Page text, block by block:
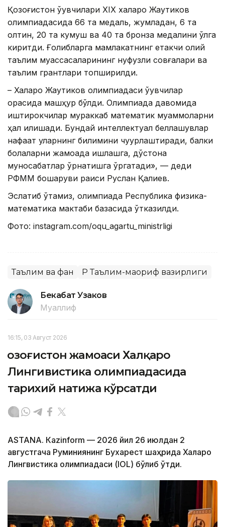
Қозоғистон ўқувчилари ХIХ халқаро Жаутиков
олимпиадасида 66 та медаль, жумладан, 6 та
олтин, 20 та кумуш ва 40 та бронза медалини қўлга
киритди. Ғолибларга мамлакатнинг етакчи олий
таълим муассасаларининг нуфузли совғалари ва
таълим грантлари топширилди.
– Халқаро Жаутиков олимпиадаси ўқувчилар
орасида машҳур бўлди. Олимпиада давомида
иштирокчилар мураккаб математик муаммоларни
ҳал қилишади. Бундай интеллектуал беллашувлар
нафақат уларнинг билимини чуқурлаштиради, балки
болаларни жамоада ишлашга, дўстона
муносабатлар ўрнатишга ўргатади», — деди
РФММ бошқаруви раиси Руслан Қалиев.
Эслатиб ўтамиз, олимпиада Республика физика-
математика мактаби базасида ўтказилди.
Фото: instagram.com/oqu_agartu_ministrligi
Таълим ва фан ҚР Таълим-маориф вазирлиги
Бекабат Узаков
Муаллиф
16:15, 03 Август 2026
Қозоғистон жамоаси Халқаро
Лингивистика олимпиадасида
тарихий натижа кўрсатди
ASTANА. Кazinform — 2026 йил 26 июлдан 2
августгача Руминиянинг Бухарест шаҳрида Халқаро
Лингвистика олимпиадаси (IOL) бўлиб ўтди.